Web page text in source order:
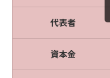
代表者
資本金